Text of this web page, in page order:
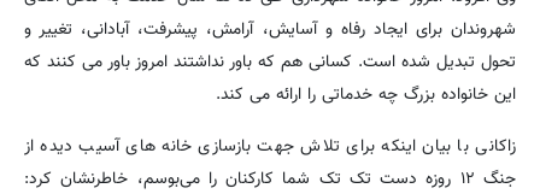
شهروندان برای ایجاد رفاه و آسایش، آرامش، پیشرفت، آبادانی، تغییر و
تحول تبدیل شده است. کسانی هم که باور نداشتند امروز باور می کنند که
این خانواده بزرگ چه خدماتی را ارائه می کند.
زاکانی با بیان اینکه برای تلاش جهت بازسازی خانه های آسیب دیده از
جنگ ۱۲ روزه دست تک تک شما کارکنان را می‌بوسم، خاطرنشان کرد: